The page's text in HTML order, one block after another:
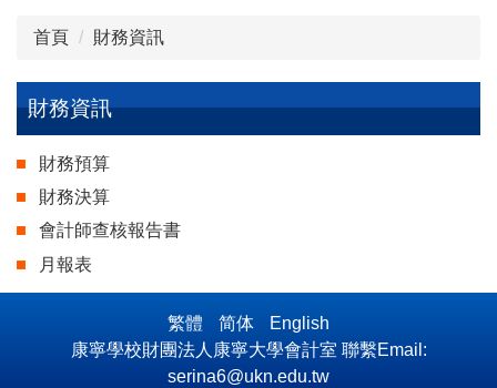
首頁 財務資訊
財務資訊
財務預算
財務決算
會計師查核報告書
月報表
繁體 简体
English
康寧學校財團法人康寧大學會計室 聯繫Email:
serina6@ukn.edu.tw